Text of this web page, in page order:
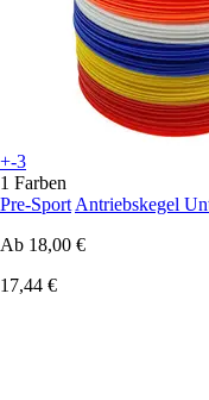
+-3
1 Farben
Pre-Sport Antriebskegel
Ab 18,00 €
17,44 €